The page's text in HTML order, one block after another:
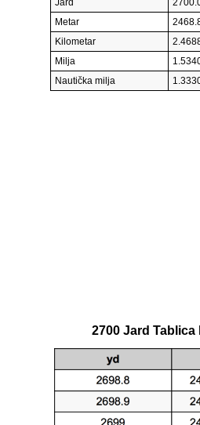
Jard
Metar
Kilometar
Milja
Nautička milja
2700 Jard